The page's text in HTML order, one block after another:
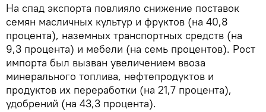
На спад экспорта повлияло снижение поставок
семян масличных культур и фруктов (на 40,8
процента), наземных транспортных средств (на
9,3 процента) и мебели (на семь процентов). Рост
импорта был вызван увеличением ввоза
минерального топлива, нефтепродуктов и
продуктов их переработки (на 21,7 процента),
удобрений (на 43,3 процента).